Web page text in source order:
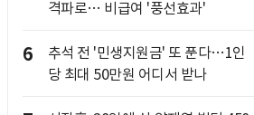
격파로… 비급여 '풍선효과'
6
추석 전 '민생지원금' 또 푼다…1인
당 최대 50만원 어디서 받나